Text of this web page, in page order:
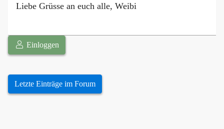
Liebe Grüsse an euch alle, Weibi
Einloggen
Letzte Einträge im Forum